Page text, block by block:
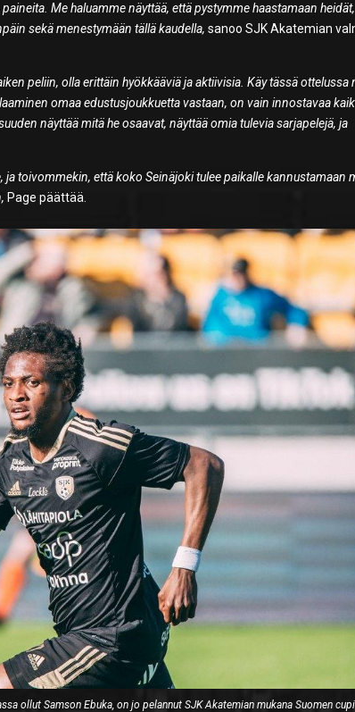
Me haluamme näyttää, että pystymme haastamaan
sekä menestymään tällä kaudella, sanoo SJK Akatemian
peliin, olla erittäin hyökkääviä ja aktiivisia. Käy tässä ottelussa
omaa edustusjoukkuetta vastaan, on vain innostavaa
näyttää mitä he osaavat, näyttää omia tulevia sarjapelejä, ja
toivommekin, että koko Seinäjoki tulee paikalle kannustamaan
Page päättää.
ollut Samson Ebuka, on jo pelannut SJK Akatemian mukana Suomen